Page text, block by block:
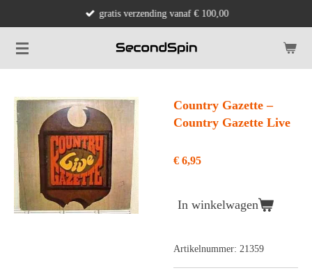
naar
de
gratis verzending vanaf € 100,00
Country Gazette ‎–
Country Gazette Live
€ 6,95
In winkelwagen
Artikelnummer: 21359